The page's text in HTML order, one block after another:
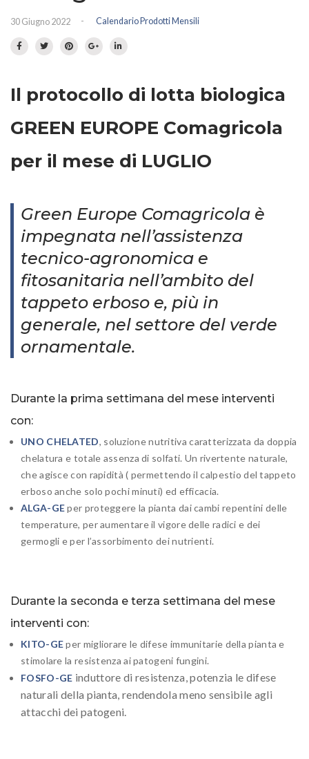
Prato fiorito
Paesaggio
Speciali
Idrosemina
RICHIEDI INFORMAZIONI
EN DE
30 Giugno 2022 - Calendario Prodotti Mensili
Il protocollo di lotta biologica
GREEN EUROPE Comagricola
per il mese di LUGLIO
Green Europe Comagricola è
impegnata nell’assistenza
tecnico-agronomica e
fitosanitaria nell’ambito del
tappeto erboso e, più in
generale, nel settore del verde
ornamentale.
Durante la prima settimana del mese interventi
con:
UNO CHELATED, soluzione nutritiva caratterizzata da doppia
chelatura e totale assenza di solfati. Un rivertente naturale,
che agisce con rapidità ( permettendo il calpestio del tappeto
erboso anche solo pochi minuti) ed efficacia.
ALGA-GEper proteggere la pianta dai cambi repentini delle
temperature, per aumentare il vigore delle radici e dei
germogli e per l’assorbimento dei nutrienti.
Durante la seconda e terza settimana del mese
interventi con:
KITO-GE per migliorare le difese immunitarie della pianta e
stimolare la resistenza ai patogeni fungini.
FOSFO-GE induttore di resistenza,potenzia le difese
naturali della pianta, rendendola meno sensibile agli
attacchi dei patogeni.